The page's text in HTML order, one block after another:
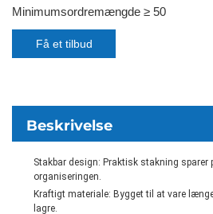
Minimumsordremængde ≥ 50
Få et tilbud
Beskrivelse
Stakbar design: Praktisk stakning sparer
organiseringen.
Kraftigt materiale: Bygget til at vare
lagre.